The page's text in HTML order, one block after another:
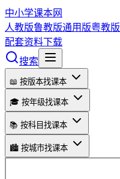
中小学课本网
人教版鲁教版通用版粤教版
配套资料下载
搜索
📖 按版本找课本
🎓 按年级找课本
📚 按科目找课本
🏙️ 按城市找课本